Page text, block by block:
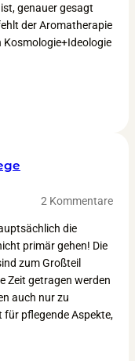
genauer gesagt
der Aromatherapie
2 Kommentare
die
primär gehen! Die
zum Großteil
Zeit getragen werden
auch nur zu
pflegende Aspekte,